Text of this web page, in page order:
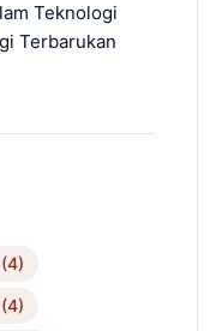
Teknologi
Terbarukan
(4)
(4)